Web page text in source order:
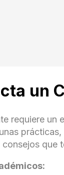
un
requiere
que